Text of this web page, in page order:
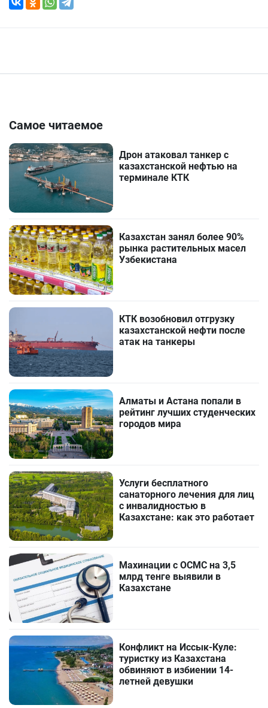
Самое читаемое
Дрон атаковал танкер с
казахстанской нефтью на
терминале КТК
Казахстан занял более 90%
рынка растительных масел
Узбекистана
КТК возобновил отгрузку
казахстанской нефти после
атак на танкеры
Алматы и Астана попали в
рейтинг лучших студенческих
городов мира
Услуги бесплатного
санаторного лечения для лиц
с инвалидностью в
Казахстане: как это работает
Махинации с ОСМС на 3,5
млрд тенге выявили в
Казахстане
Конфликт на Иссык-Куле:
туристку из Казахстана
обвиняют в избиении 14-
летней девушки